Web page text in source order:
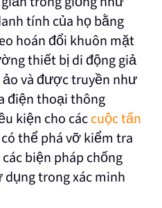
tính của họ bằng
hoán đổi khuôn mặt
thiết bị di động giả
và được truyền như
điện thoại thông
kiện cho cáccuộc tấn
thể phá vỡ kiểm tra
biện pháp chống
trong xác minh